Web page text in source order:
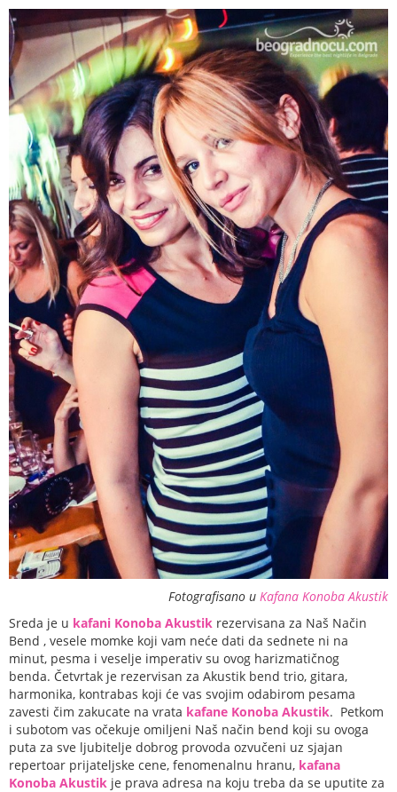
Fotografisano u Kafana Konoba Akustik
Sreda je u kafani Konoba Akustik rezervisana za Naš Način
Bend , vesele momke koji vam neće dati da sednete ni na
minut, pesma i veselje imperativ su ovog harizmatičnog
benda. Četvrtak je rezervisan za Akustik bend trio, gitara,
harmonika, kontrabas koji će vas svojim odabirom pesama
zavesti čim zakucate na vrata kafane Konoba Akustik. Petkom
i subotom vas očekuje omiljeni Naš način bend koji su ovoga
puta za sve ljubitelje dobrog provoda ozvučeni uz sjajan
repertoar prijateljske cene, fenomenalnu hranu, kafana
Konoba Akustik je prava adresa na koju treba da se uputite za